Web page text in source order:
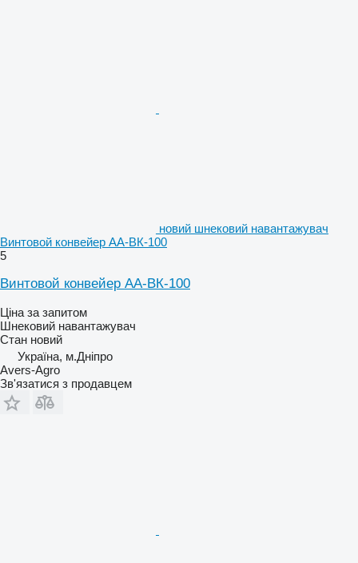
новий шнековий навантажувач
Винтовой конвейер АА-ВК-100
5
Винтовой конвейер АА-ВК-100
Ціна за запитом
Шнековий навантажувач
Стан новий
Україна, м.Дніпро
Avers-Agro
Зв'язатися з продавцем